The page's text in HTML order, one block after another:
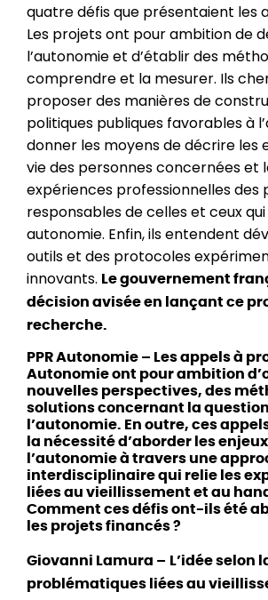
quatre défis que présentaient les
Les projets ont pour ambition de
l’autonomie et d’établir des
comprendre et la mesurer. Ils
proposer des manières de
politiques publiques favorables à
donner les moyens de décrire les
vie des personnes concernées et
expériences professionnelles des
responsables de celles et ceux
autonomie. Enfin, ils entendent
outils et des protocoles
innovants. Le gouvernement
décision avisée en lançant ce
recherche.
PPR Autonomie – Les appels à
Autonomie ont pour ambition
nouvelles perspectives, des
solutions concernant la
l’autonomie. En outre, ces
la nécessité d’aborder les
l’autonomie à travers une
interdisciplinaire qui relie les
liées au vieillissement et au
Comment ces défis ont-ils été
les projets financés ?
Giovanni Lamura – L’idée selon
problématiques liées au